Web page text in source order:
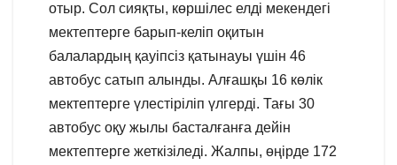
отыр. Сол сияқты, көршілес елді мекендегі
мектептерге барып-келіп оқитын
балалардың қауіпсіз қатынауы үшін 46
автобус сатып алынды. Алғашқы 16 көлік
мектептерге үлестіріліп үлгерді. Тағы 30
автобус оқу жылы басталғанға дейін
мектептерге жеткізіледі. Жалпы, өңірде 172